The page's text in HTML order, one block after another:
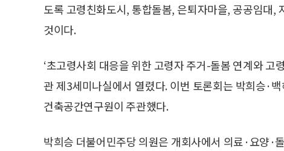
도록 고령친화도시, 통합돌봄, 은퇴자마을, 공공임대,
것이다.
‘초고령사회 대응을 위한 고령자 주거-돌봄 연계와 고
관 제3세미나실에서 열렸다. 이번 토론회는 박희승·
건축공간연구원이 주관했다.
박희승 더불어민주당 의원은 개회사에서 의료·요양·